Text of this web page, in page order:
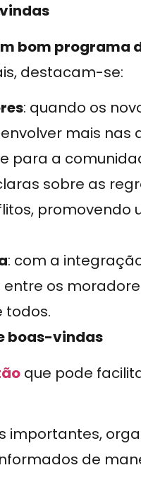
bom programa
destacam-se:
: quando os
mais nas
para a
sobre as
promovendo
: com a
os
todos.
boas-vindas
que pode
importantes,
de